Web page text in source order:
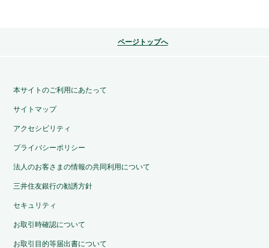
ページトップへ
本サイトのご利用にあたって
サイトマップ
アクセシビリティ
プライバシーポリシー
法人のお客さまの情報の共同利用について
三井住友銀行の勧誘方針
セキュリティ
お取引時確認について
お取引目的等届出書について